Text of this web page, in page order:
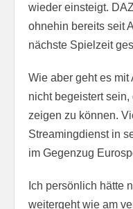
wieder einsteigt.
ohnehin bereits seit
nächste Spielzeit
Wie aber geht es
nicht begeistert
zeigen zu können.
Streamingdienst in
im Gegenzug
Ich persönlich hätte
weitergeht wie am